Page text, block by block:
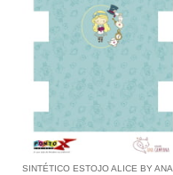
SINTÉTICO ESTOJO ALICE BY ANA